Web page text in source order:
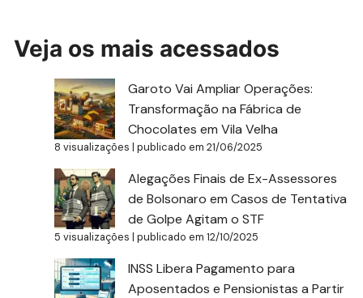
Veja os mais acessados
Garoto Vai Ampliar Operações:
Transformação na Fábrica de
Chocolates em Vila Velha
8 visualizações |publicado em 21/06/2025
Alegações Finais de Ex-Assessores
de Bolsonaro em Casos de Tentativa
de Golpe Agitam o STF
5 visualizações |publicado em 12/10/2025
INSS Libera Pagamento para
Aposentados e Pensionistas a Partir